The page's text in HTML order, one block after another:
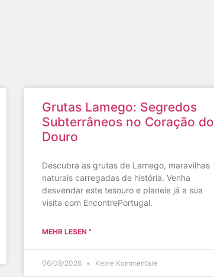
Grutas Lamego: Segredos
Subterrâneos no Coração do
Douro
Descubra as grutas de Lamego, maravilhas
naturais carregadas de história. Venha
desvendar este tesouro e planeie já a sua
visita com EncontrePortugal.
MEHR LESEN "
06/08/2026 Keine Kommentare